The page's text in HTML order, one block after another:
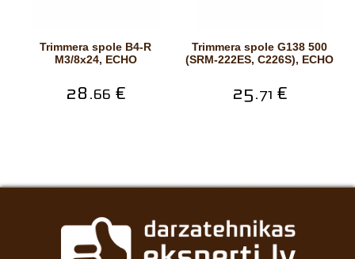
Trimmera spole B4-R
M3/8x24, ECHO
28.66 €
Trimmera spole G138 500
(SRM-222ES, C226S), ECHO
25.71 €